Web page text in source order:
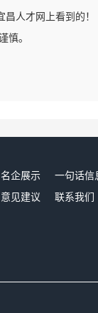
人才网上看到的！
慎。
名企展示 一句话信
意见建议 联系我们